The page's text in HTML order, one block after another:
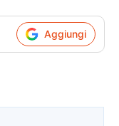
Aggiungi